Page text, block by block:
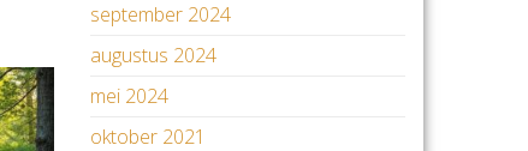
september 2024
augustus 2024
mei 2024
oktober 2021